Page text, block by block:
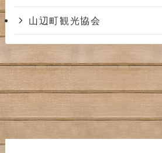
山辺町観光協会